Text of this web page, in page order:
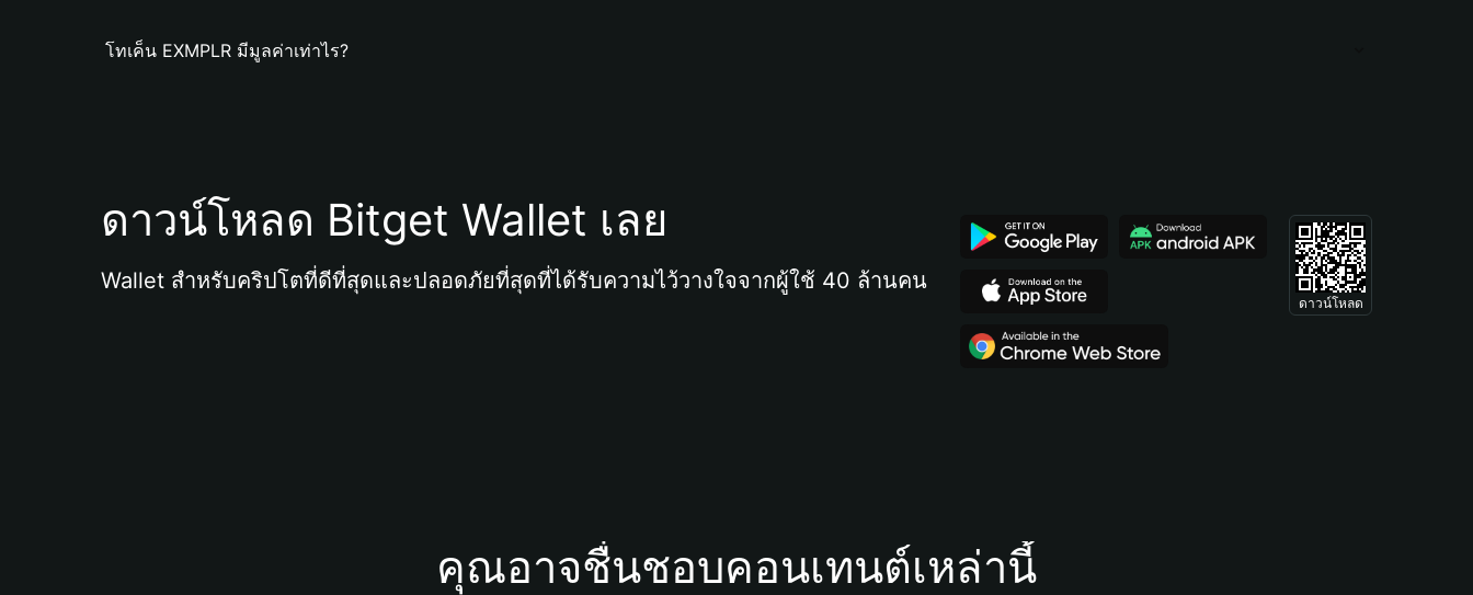
โทเค็น EXMPLR มีมูลค่าเท่าไร?
ดาวน์โหลด Bitget Wallet เลย
Wallet สำหรับคริปโตที่ดีที่สุดและปลอดภัยที่สุดที่ได้รับความไว้วางใจจากผู้ใช้ 40 ล้านคน
ดาวน์โหลด
คุณอาจชื่นชอบคอนเทนต์เหล่านี้